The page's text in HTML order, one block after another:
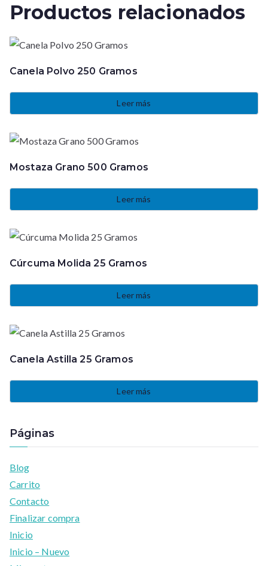
Productos relacionados
Canela Polvo 250 Gramos
Leer más
Mostaza Grano 500 Gramos
Leer más
Cúrcuma Molida 25 Gramos
Leer más
Canela Astilla 25 Gramos
Leer más
Páginas
Blog
Carrito
Contacto
Finalizar compra
Inicio
Inicio – Nuevo